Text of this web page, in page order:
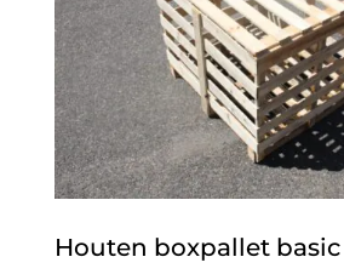
Houten boxpallet basic